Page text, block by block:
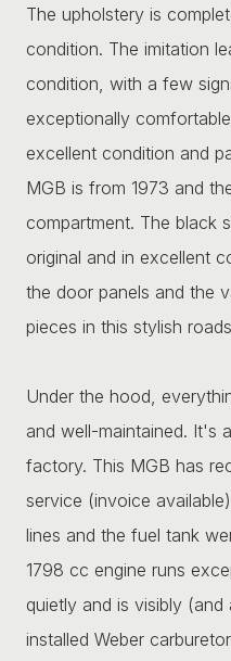
The upholstery is
condition. The imitation
condition, with a few
exceptionally
excellent condition and
MGB is from 1973 and
compartment. The black
original and in excellent
the door panels and the
pieces in this stylish
Under the hood,
and well-maintained. It's
factory. This MGB has
service (invoice
lines and the fuel tank
1798 cc engine runs
quietly and is visibly
installed Weber